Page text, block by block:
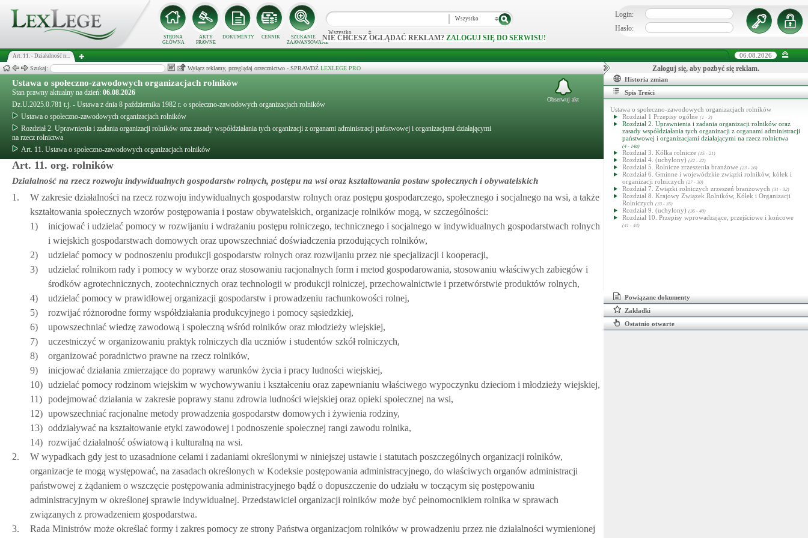
STRONA
GŁÓWNA
AKTY
PRAWNE
DOKUMENTY CENNIK
SZUKANIE
ZAAWANSOWANE
Wszystko
Wszystko
NIE CHCESZ OGLĄDAĆ REKLAM? ZALOGUJ SIĘ DO SERWISU!
Login:
Hasło:
Art. 11. - Działalność n... 06.08.2026
Szukaj: Wyłącz reklamy, przeglądaj orzecznictwo - SPRAWDŹ LEXLEGE PRO
Ustawa o społeczno-zawodowych organizacjach rolników
Stan prawny aktualny na dzień: 06.08.2026
Dz.U.2025.0.781 t.j. - Ustawa z dnia 8 października 1982 r. o społeczno-zawodowych organizacjach rolników
Ustawa o społeczno-zawodowych organizacjach rolników
Rozdział 2. Uprawnienia i zadania organizacji rolników oraz zasady współdziałania tych organizacji z organami administracji państwowej i organizacjami działającymi
na rzecz rolnictwa
Art. 11. Ustawa o społeczno-zawodowych organizacjach rolników
Obserwuj akt
Art. 11. org. rolników
Działalność na rzecz rozwoju indywidualnych gospodarstw rolnych, postępu na wsi oraz kształtowania postaw społecznych i obywatelskich
1.
W zakresie działalności na rzecz rozwoju indywidualnych gospodarstw rolnych oraz postępu gospodarczego, społecznego i socjalnego na wsi, a także
kształtowania społecznych wzorów postępowania i postaw obywatelskich, organizacje rolników mogą, w szczególności:
1)
inicjować i udzielać pomocy w rozwijaniu i wdrażaniu postępu rolniczego, technicznego i socjalnego w indywidualnych gospodarstwach rolnych
i wiejskich gospodarstwach domowych oraz upowszechniać doświadczenia przodujących rolników,
2)
udzielać pomocy w podnoszeniu produkcji gospodarstw rolnych oraz rozwijaniu przez nie specjalizacji i kooperacji,
3)
udzielać rolnikom rady i pomocy w wyborze oraz stosowaniu racjonalnych form i metod gospodarowania, stosowaniu właściwych zabiegów i
środków agrotechnicznych, zootechnicznych oraz technologii w produkcji rolniczej, przechowalnictwie i przetwórstwie produktów rolnych,
4)
udzielać pomocy w prawidłowej organizacji gospodarstw i prowadzeniu rachunkowości rolnej,
5)
rozwijać różnorodne formy współdziałania produkcyjnego i pomocy sąsiedzkiej,
6)
upowszechniać wiedzę zawodową i społeczną wśród rolników oraz młodzieży wiejskiej,
7)
uczestniczyć w organizowaniu praktyk rolniczych dla uczniów i studentów szkół rolniczych,
8)
organizować poradnictwo prawne na rzecz rolników,
9)
inicjować działania zmierzające do poprawy warunków życia i pracy ludności wiejskiej,
10) udzielać pomocy rodzinom wiejskim w wychowywaniu i kształceniu oraz zapewnianiu właściwego wypoczynku dzieciom i młodzieży wiejskiej,
11) podejmować działania w zakresie poprawy stanu zdrowia ludności wiejskiej oraz opieki społecznej na wsi,
12) upowszechniać racjonalne metody prowadzenia gospodarstw domowych i żywienia rodziny,
13) oddziaływać na kształtowanie etyki zawodowej i podnoszenie społecznej rangi zawodu rolnika,
14) rozwijać działalność oświatową i kulturalną na wsi.
2.
W wypadkach gdy jest to uzasadnione celami i zadaniami określonymi w niniejszej ustawie i statutach poszczególnych organizacji rolników,
organizacje te mogą występować, na zasadach określonych w Kodeksie postępowania administracyjnego, do właściwych organów administracji
państwowej z żądaniem o wszczęcie postępowania administracyjnego bądź o dopuszczenie do udziału w toczącym się postępowaniu
administracyjnym w określonej sprawie indywidualnej. Przedstawiciel organizacji rolników może być pełnomocnikiem rolnika w sprawach
związanych z prowadzeniem gospodarstwa.
3.
Rada Ministrów może określać formy i zakres pomocy ze strony Państwa organizacjom rolników w prowadzeniu przez nie działalności wymienionej
Zaloguj się, aby pozbyć się reklam.
Historia zmian
Spis Treści
Ustawa o społeczno-zawodowych organizacjach rolników
Rozdział 1 Przepisy ogólne (1 - 3)
Rozdział 2. Uprawnienia i zadania organizacji rolników oraz
zasady współdziałania tych organizacji z organami administracji
państwowej i organizacjami działającymi na rzecz rolnictwa
(4 - 14a)
Rozdział 3. Kółka rolnicze (15 - 21)
Rozdział 4. (uchylony) (22 - 22)
Rozdział 5. Rolnicze zrzeszenia branżowe (23 - 26)
Rozdział 6. Gminne i wojewódzkie związki rolników, kółek i
organizacji rolniczych (27 - 30)
Rozdział 7. Związki rolniczych zrzeszeń branżowych (31 - 32)
Rozdział 8. Krajowy Związek Rolników, Kółek i Organizacji
Rolniczych (33 - 35)
Rozdział 9. (uchylony) (36 - 40)
Rozdział 10. Przepisy wprowadzające, przejściowe i końcowe
(41 - 44)
Powiązane dokumenty
Zakładki
Ostatnio otwarte